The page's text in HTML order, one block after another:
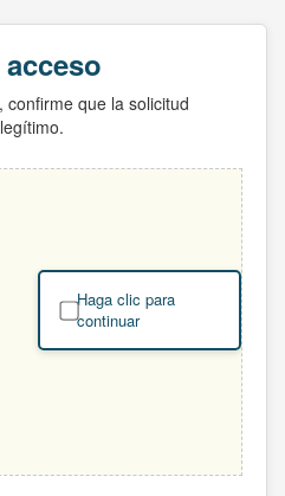
confirme que la solicitud
Haga clic para
continuar